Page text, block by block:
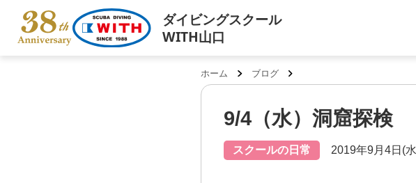
ダイビングスクール
WITH山口
ホーム ブログ
9/4（水）洞窟探検
スクールの日常 2019年9月4日(